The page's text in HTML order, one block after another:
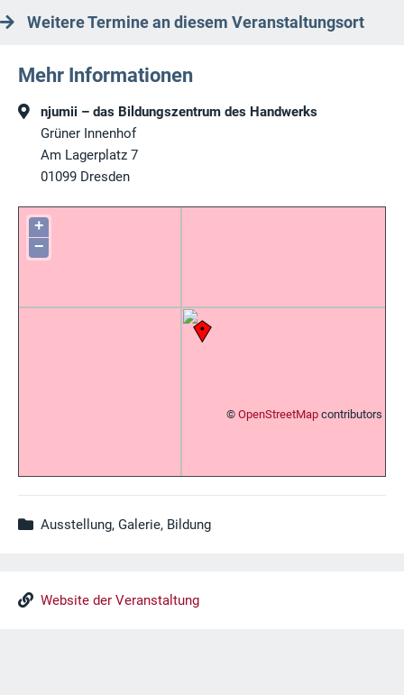
Weitere Termine an diesem Veranstaltungsort
Mehr Informationen
njumii – das Bildungszentrum des Handwerks
Grüner Innenhof
Am Lagerplatz 7
01099 Dresden
+
−
© OpenStreetMap contributors
Ausstellung, Galerie, Bildung
Website der Veranstaltung